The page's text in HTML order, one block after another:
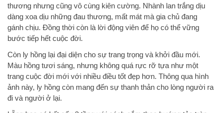
thương nhưng cũng vô cùng kiên cường. Nhành lan trắng dịu
dàng xoa dịu những đau thương, mất mát mà gia chủ đang
gánh chịu. Đồng thời còn là lời động viên để họ có thể vững
bước tiếp hết cuộc đời.
Còn ly hồng lại đại diện cho sự trang trọng và khởi đầu mới.
Màu hồng tươi sáng, nhưng không quá rực rỡ tựa như một
trang cuộc đời mới với nhiều điều tốt đẹp hơn. Thông qua hình
ảnh này, ly hồng còn mang đến sự thanh thản cho lòng người ra
đi và người ở lại.